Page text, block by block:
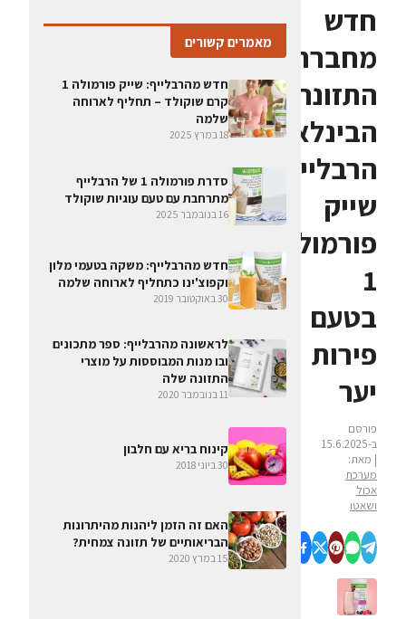
חדש
מחברת
התזונה
הבינלאומית
הרבלייף:
שייק
פורמולה
1
בטעם
פירות
יער
פורסם
ב-15.6.2025
| מאת:
מערכת
אכול
ושאטו
מאמרים קשורים
חדש מהרבלייף: שייק פורמולה 1
קרם שוקולד – תחליף לארוחה
שלמה
18 במרץ 2025
סדרת פורמולה 1 של הרבלייף
מתרחבת עם טעם עוגיות שוקולד
16 בנובמבר 2025
חדש מהרבלייף: משקה בטעמי מלון
וקפוצ'ינו כתחליף לארוחה שלמה
30 באוקטובר 2019
לראשונה מהרבלייף: ספר מתכונים
ובו מנות המבוססות על מוצרי
התזונה שלה
11 בנובמבר 2020
קינוח בריא עם חלבון
30 ביוני 2018
האם זה הזמן ליהנות מהיתרונות
הבריאותיים של תזונה צמחית?
15 במרץ 2020